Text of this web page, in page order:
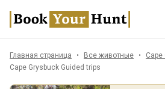
Главная страница Все животные
Cape
Cape Grysbuck Guided trips